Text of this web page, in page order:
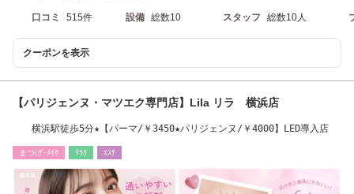
口コミ 515件 設備 総数10 スタッフ 総数10人
クーポンを表示
【パリジェンヌ・マツエク専門店】Lila リラ 横浜店
横浜駅徒歩5分★【パーマ/￥3450★パリジェンヌ/￥4000】LED導入店
まつげ･ﾒｲｸ ﾘﾗｸ ｴｽﾃ